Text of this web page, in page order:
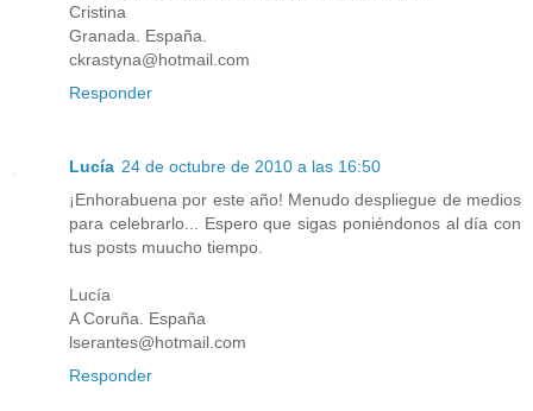
Cristina
Granada. España.
ckrastyna@hotmail.com
Responder
Lucía 24 de octubre de 2010 a las 16:50
¡Enhorabuena por este año! Menudo despliegue de medios
para celebrarlo... Espero que sigas poniéndonos al día con
tus posts muucho tiempo.
Lucía
A Coruña. España
lserantes@hotmail.com
Responder